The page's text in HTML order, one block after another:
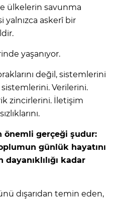
ülkelerin savunma
yalnızca askerî bir
yaşanıyor.
değil, sistemlerini
sistemlerini. Verilerini.
zincirlerini. İletişim
önemli gerçeği şudur:
günlük hayatını
kadar
dışarıdan temin eden,